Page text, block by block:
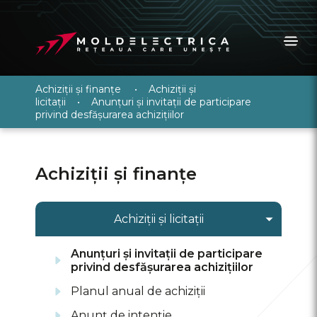
Achiziții și finanțe • Achiziții și
licitații • Anunțuri și invitații de participare
privind desfășurarea achizițiilor
Achiziții și finanțe
Achiziții și licitații
Anunțuri și invitații de participare
privind desfășurarea achizițiilor
Planul anual de achiziții